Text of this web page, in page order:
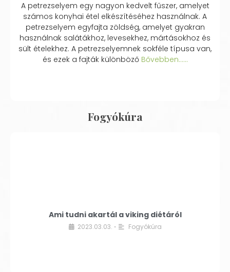
A petrezselyem egy nagyon kedvelt fűszer, amelyet
számos konyhai étel elkészítéséhez használnak. A
petrezselyem egyfajta zöldség, amelyet gyakran
használnak salátákhoz, levesekhez, mártásokhoz és
sült ételekhez. A petrezselyemnek sokféle típusa van,
és ezek a fajták különbözőBővebben...…
Fogyókúra
Ami tudni akartál a viking diétáról
2023.03.03. • Fogyókúra